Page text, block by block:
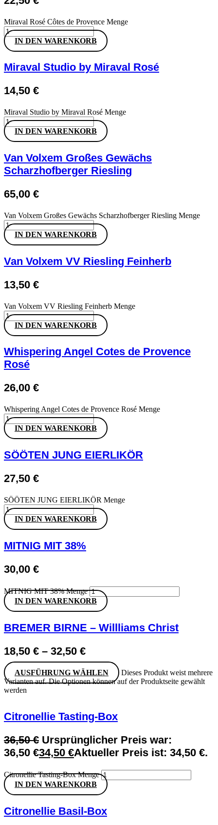
Miraval Rosé Côtes de Provence Menge
IN DEN WARENKORB
Miraval Studio by Miraval Rosé
14,50 €
Miraval Studio by Miraval Rosé Menge
IN DEN WARENKORB
Van Volxem Großes Gewächs
Scharzhofberger Riesling
65,00 €
Van Volxem Großes Gewächs Scharzhofberger Riesling Menge
IN DEN WARENKORB
Van Volxem VV Riesling Feinherb
13,50 €
Van Volxem VV Riesling Feinherb Menge
IN DEN WARENKORB
Whispering Angel Cotes de Provence
Rosé
26,00 €
Whispering Angel Cotes de Provence Rosé Menge
IN DEN WARENKORB
SÖÖTEN JUNG EIERLIKÖR
27,50 €
SÖÖTEN JUNG EIERLIKÖR Menge
IN DEN WARENKORB
MITNIG MIT 38%
30,00 €
MITNIG MIT 38% Menge
IN DEN WARENKORB
BREMER BIRNE – Willliams Christ
18,50 € – 32,50 €
AUSFÜHRUNG WÄHLEN
Dieses Produkt weist mehrere
Varianten auf. Die Optionen können auf der Produktseite gewählt
werden
Citronellie Tasting-Box
36,50€ Ursprünglicher Preis war:
36,50 €34,50 €Aktueller Preis ist: 34,50 €.
Citronellie Tasting-Box Menge
IN DEN WARENKORB
Citronellie Basil-Box